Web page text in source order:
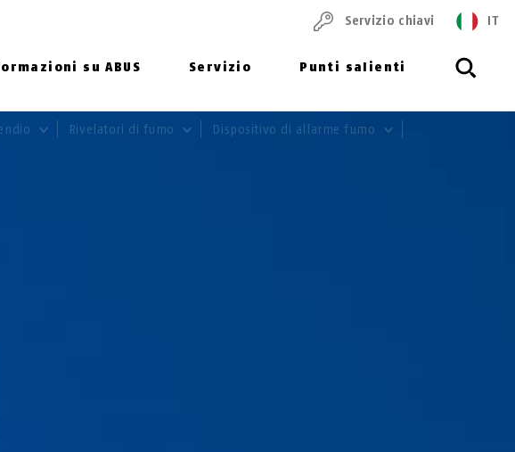
su ABUS Servizio Punti salienti
Servizio chiavi IT
Rivelatori di fumo Dispositivo di allarme fumo